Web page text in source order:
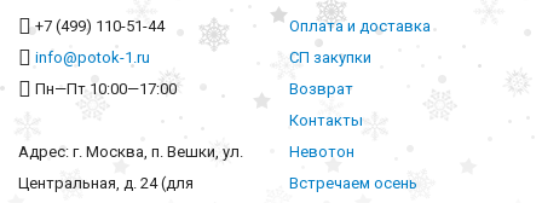
+7 (499) 110-51-44
info@potok-1.ru
Пн—Пт 10:00—17:00
Адрес: г. Москва, п. Вешки, ул.
Центральная, д. 24 (для
Оплата и доставка
СП закупки
Возврат
Контакты
Невотон
Встречаем осень